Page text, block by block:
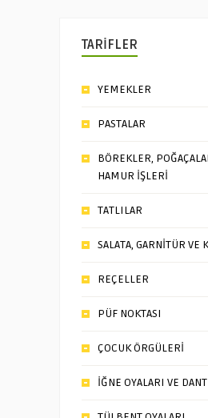
TARİFLER
YEMEKLER
PASTALAR
BÖREKLER,
HAMUR İŞLERİ
TATLILAR
SALATA, GARNİTÜR VE
REÇELLER
PÜF NOKTASI
ÇOCUK ÖRGÜLERİ
İĞNE OYALARI VE